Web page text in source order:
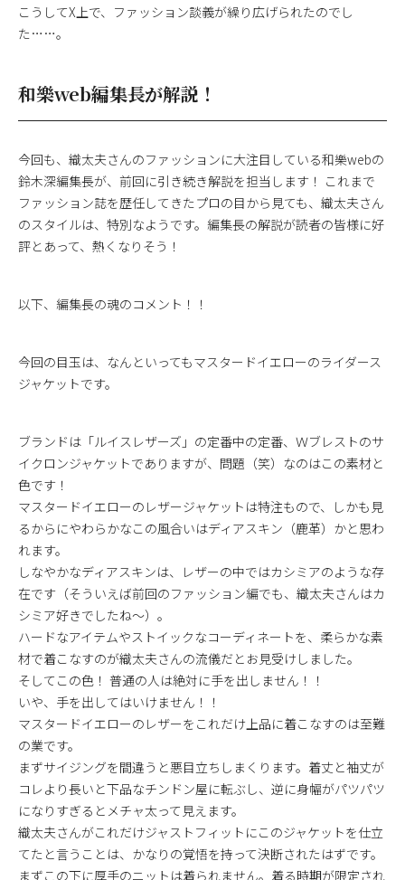
こうしてX上で、ファッション談義が繰り広げられたのでし
た……。
和樂web編集長が解説！
今回も、織太夫さんのファッションに大注目している和樂webの
鈴木深編集長が、前回に引き続き解説を担当します！ これまで
ファッション誌を歴任してきたプロの目から見ても、織太夫さん
のスタイルは、特別なようです。編集長の解説が読者の皆様に好
評とあって、熱くなりそう！
以下、編集長の魂のコメント！！
今回の目玉は、なんといってもマスタードイエローのライダース
ジャケットです。
ブランドは「ルイスレザーズ」の定番中の定番、Ｗブレストのサ
イクロンジャケットでありますが、問題（笑）なのはこの素材と
色です！
マスタードイエローのレザージャケットは特注もので、しかも見
るからにやわらかなこの風合いはディアスキン（鹿革）かと思わ
れます。
しなやかなディアスキンは、レザーの中ではカシミアのような存
在です（そういえば前回のファッション編でも、織太夫さんはカ
シミア好きでしたね～）。
ハードなアイテムやストイックなコーディネートを、柔らかな素
材で着こなすのが織太夫さんの流儀だとお見受けしました。
そしてこの色！ 普通の人は絶対に手を出しません！！
いや、手を出してはいけません！！
マスタードイエローのレザーをこれだけ上品に着こなすのは至難
の業です。
まずサイジングを間違うと悪目立ちしまくります。着丈と袖丈が
コレより長いと下品なチンドン屋に転ぶし、逆に身幅がパツパツ
になりすぎるとメチャ太って見えます。
織太夫さんがこれだけジャストフィットにこのジャケットを仕立
てたと言うことは、かなりの覚悟を持って決断されたはずです。
まずこの下に厚手のニットは着られません。着る時期が限定され